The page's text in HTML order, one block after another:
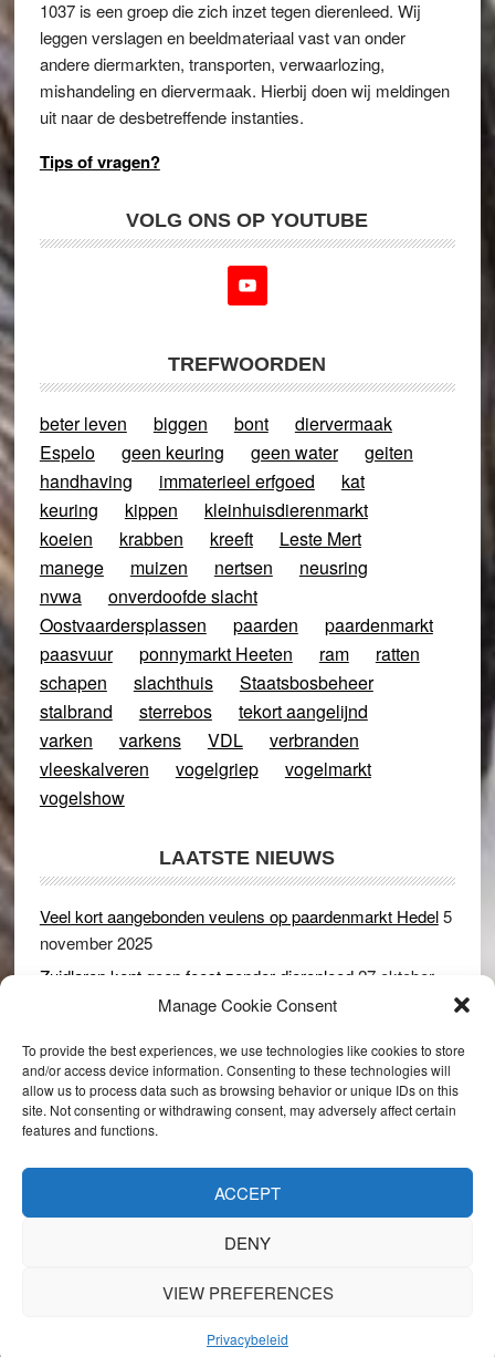
Manage Cookie Consent
To provide the best experiences, we use technologies like cookies to store
and/or access device information. Consenting to these technologies will
allow us to process data such as browsing behavior or unique IDs on this
site. Not consenting or withdrawing consent, may adversely affect certain
features and functions.
ACCEPT
DENY
VIEW PREFERENCES
Privacybeleid
1037 is een groep die zich inzet tegen dierenleed. Wij
leggen verslagen en beeldmateriaal vast van onder
andere diermarkten, transporten, verwaarlozing,
mishandeling en diervermaak. Hierbij doen wij meldingen
uit naar de desbetreffende instanties.
Tips of vragen?
VOLG ONS OP YOUTUBE
TREFWOORDEN
beter leven biggen bont
diervermaak
Espelo
geen keuring geen water
geiten
handhaving
immaterieel erfgoed
kat
keuring
kippen
kleinhuisdierenmarkt
koeien
krabben kreeft
Leste Mert
manege
muizen nertsen
neusring
nvwa
onverdoofde slacht
Oostvaardersplassen
paarden
paardenmarkt
paasvuur
ponnymarkt Heeten ram
ratten
schapen
slachthuis
Staatsbosbeheer
stalbrand
sterrebos
tekort aangelijnd
varken
varkens VDL
verbranden
vleeskalveren
vogelgriep
vogelmarkt
vogelshow
LAATSTE NIEUWS
Veel kort aangebonden veulens op paardenmarkt Hedel5
november 2025
Zuidlaren kent geen feest zonder dierenleed27 oktober
Rijswijk (Gld) 2 december 2024
Dikbillen sieren de troon op schaamteloos Leste Merte in
Druten 8 november 2024